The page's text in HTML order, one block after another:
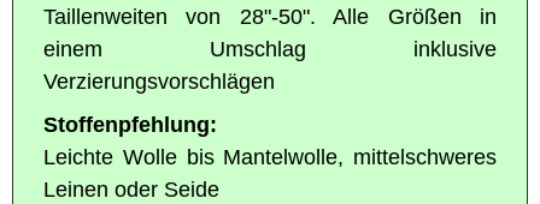
Taillenweiten von 28"-50". Alle Größen in
einem Umschlag inklusive
Verzierungsvorschlägen
Stoffenpfehlung:
Leichte Wolle bis Mantelwolle, mittelschweres
Leinen oder Seide